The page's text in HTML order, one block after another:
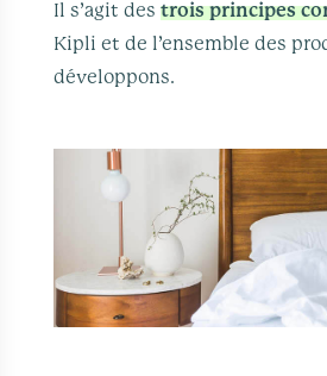
Il s’agit destrois principes
Kipli et de l’ensemble des
développons.